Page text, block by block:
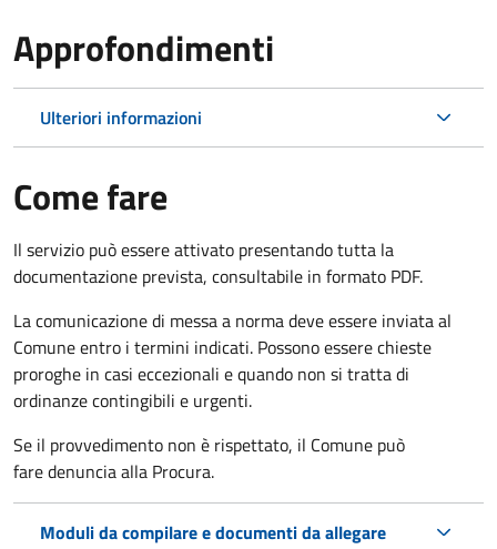
Approfondimenti
Ulteriori informazioni
Come fare
Il servizio può essere attivato presentando tutta la
documentazione prevista, consultabile in formato PDF.
La comunicazione di messa a norma deve essere inviata al
Comune entro i termini indicati. Possono essere chieste
proroghe in casi eccezionali e quando non si tratta di
ordinanze contingibili e urgenti.
Se il provvedimento non è rispettato, il Comune può
fare denuncia alla Procura.
Moduli da compilare e documenti da allegare